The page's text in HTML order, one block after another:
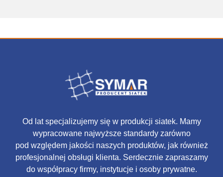
Od lat specjalizujemy się w produkcji siatek. Mamy
wypracowane najwyższe standardy zarówno
pod względem jakości naszych produktów, jak również
profesjonalnej obsługi klienta. Serdecznie zapraszamy
do współpracy firmy, instytucje i osoby prywatne.